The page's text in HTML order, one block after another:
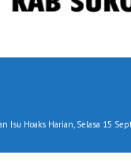
Isu Hoaks Harian, Selasa 15